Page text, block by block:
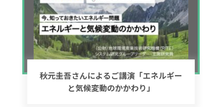
秋元圭吾さんによるご講演「エネルギー
と気候変動のかかわり」